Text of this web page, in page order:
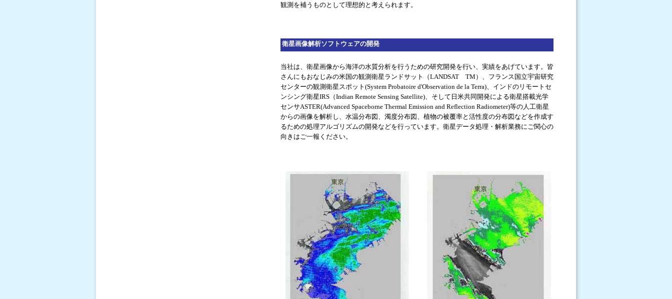
観測を補うものとして理想的と考えられます。
衛星画像解析ソフトウェアの開発
当社は、衛星画像から海洋の水質分析を行うための研究開発を行い、実績をあげています。皆
さんにもおなじみの米国の観測衛星ランドサット（LANDSAT TM）、フランス国立宇宙研究
センターの観測衛星スポット(System Probatoire d'Observation de la Terra)、インドのリモートセ
ンシング衛星IRS（Indian Remote Sensing Satellite)、そして日米共同開発による衛星搭載光学
センサASTER(Advanced Spaceborne Thermal Emission and Reflection Radiometer)等の人工衛星
からの画像を解析し、水温分布図、濁度分布図、植物の被覆率と活性度の分布図などを作成す
るための処理アルゴリズムの開発などを行っています。衛星データ処理・解析業務にご関心の
向きはご一報ください。